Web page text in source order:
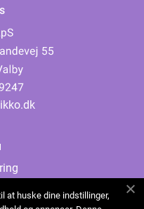
at huske dine indstillinger,